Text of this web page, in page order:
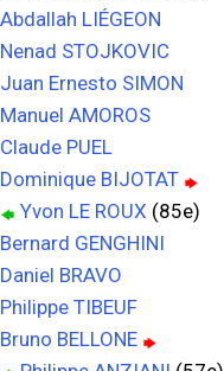
Abdallah LIÉGEON
Nenad STOJKOVIC
Juan Ernesto SIMON
Manuel AMOROS
Claude PUEL
Dominique BIJOTAT
Yvon LE ROUX (85e)
Bernard GENGHINI
Daniel BRAVO
Philippe TIBEUF
Bruno BELLONE